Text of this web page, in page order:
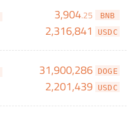
3,904.25 BNB
2,316,841 USDC
31,900,286 DOGE
2,201,439 USDC